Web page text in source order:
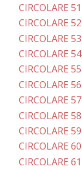
CIRCOLARE 51
CIRCOLARE 52
CIRCOLARE 53
CIRCOLARE 54
CIRCOLARE 55
CIRCOLARE 56
CIRCOLARE 57
CIRCOLARE 58
CIRCOLARE 59
CIRCOLARE 60
CIRCOLARE 61